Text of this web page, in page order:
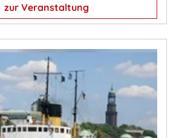
zur Veranstaltung